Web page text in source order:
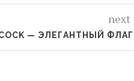
next
— ЭЛЕГАНТНЫЙ